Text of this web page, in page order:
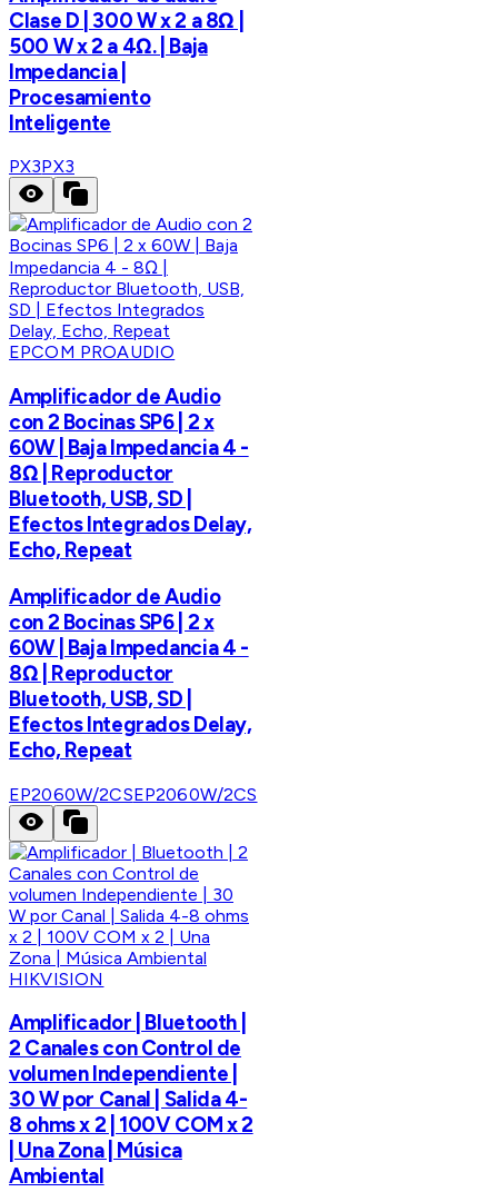
Clase D | 300 W x 2 a 8Ω |
500 W x 2 a 4Ω. | Baja
Impedancia |
Procesamiento
Inteligente
PX3PX3
EPCOM PROAUDIO
Amplificador de Audio
con 2 Bocinas SP6 | 2 x
60W | Baja Impedancia 4 -
8Ω | Reproductor
Bluetooth, USB, SD |
Efectos Integrados Delay,
Echo, Repeat
Amplificador de Audio
con 2 Bocinas SP6 | 2 x
60W | Baja Impedancia 4 -
8Ω | Reproductor
Bluetooth, USB, SD |
Efectos Integrados Delay,
Echo, Repeat
EP2060W/2CSEP2060W/2CS
HIKVISION
Amplificador | Bluetooth |
2 Canales con Control de
volumen Independiente |
30 W por Canal | Salida 4-
8 ohms x 2 | 100V COM x 2
| Una Zona | Música
Ambiental